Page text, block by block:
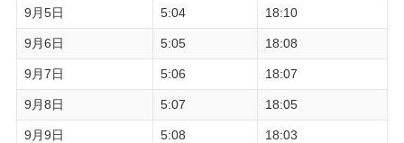
9月5日 5:04 18:10
9月6日 5:05 18:08
9月7日 5:06 18:07
9月8日 5:07 18:05
9月9日 5:08 18:03